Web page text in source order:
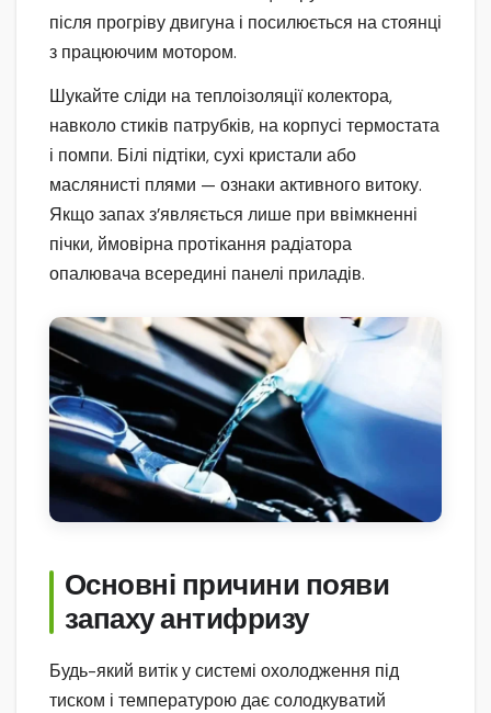
після прогріву двигуна і посилюється на стоянці
з працюючим мотором.
Шукайте сліди на теплоізоляції колектора,
навколо стиків патрубків, на корпусі термостата
і помпи. Білі підтіки, сухі кристали або
маслянисті плями — ознаки активного витоку.
Якщо запах з’являється лише при ввімкненні
пічки, ймовірна протікання радіатора
опалювача всередині панелі приладів.
Основні причини появи
запаху антифризу
Будь-який витік у системі охолодження під
тиском і температурою дає солодкуватий